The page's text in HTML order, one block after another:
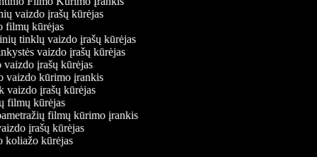
vaizdo įrašų kūrėjas
filmų kūrėjas
tinklų vaizdo įrašų kūrėjas
vaizdo įrašų kūrėjas
vaizdo įrašų kūrėjas
vaizdo kūrimo įrankis
vaizdo įrašų kūrėjas
filmų kūrėjas
filmų kūrimo įrankis
įrašų kūrėjas
koliažo kūrėjas